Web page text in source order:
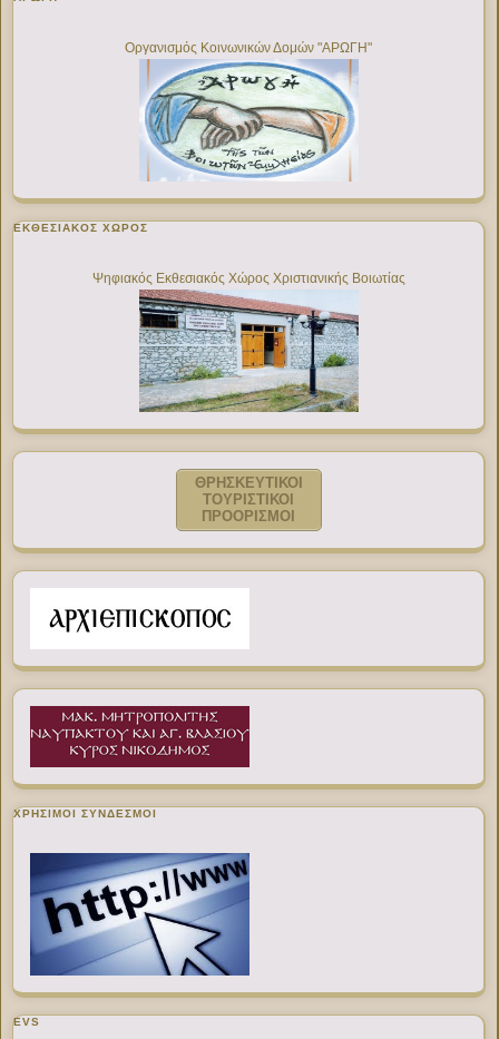
Οργανισμός Κοινωνικών Δομών "ΑΡΩΓΗ"
ΕΚΘΕΣΙΑΚΌΣ ΧΏΡΟΣ
Ψηφιακός Εκθεσιακός Χώρος Χριστιανικής Βοιωτίας
ΘΡΗΣΚΕΥΤΙΚΟΙ
ΤΟΥΡΙΣΤΙΚΟΙ
ΠΡΟΟΡΙΣΜΟΙ
ΧΡΉΣΙΜΟΙ ΣΎΝΔΕΣΜΟΙ
EVS